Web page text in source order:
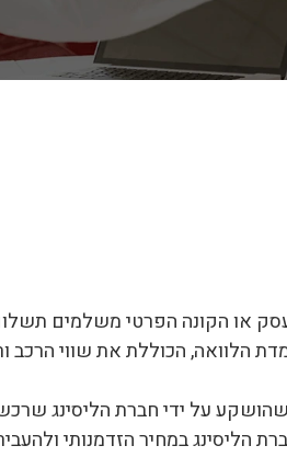
רכישת רכב לתקופה של לרוב 45 עד 60 חודשים, כאשר העסק או הקונה
הלוואה, הכוללת את שווי הרכב
על ידי חברת הליסינג
במחיר הזדמנותי